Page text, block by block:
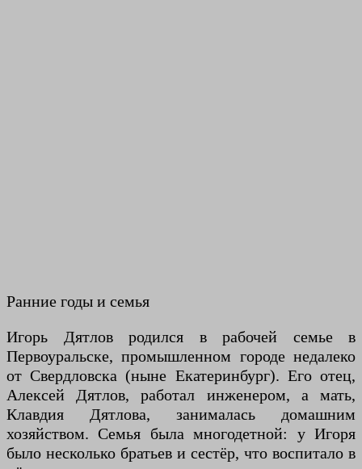
Ранние годы и семья
Игорь Дятлов родился в рабочей семье в
Первоуральске, промышленном городе недалеко
от Свердловска (ныне Екатеринбург). Его отец,
Алексей Дятлов, работал инженером, а мать,
Клавдия Дятлова, занималась домашним
хозяйством. Семья была многодетной: у Игоря
было несколько братьев и сестёр, что воспитало в